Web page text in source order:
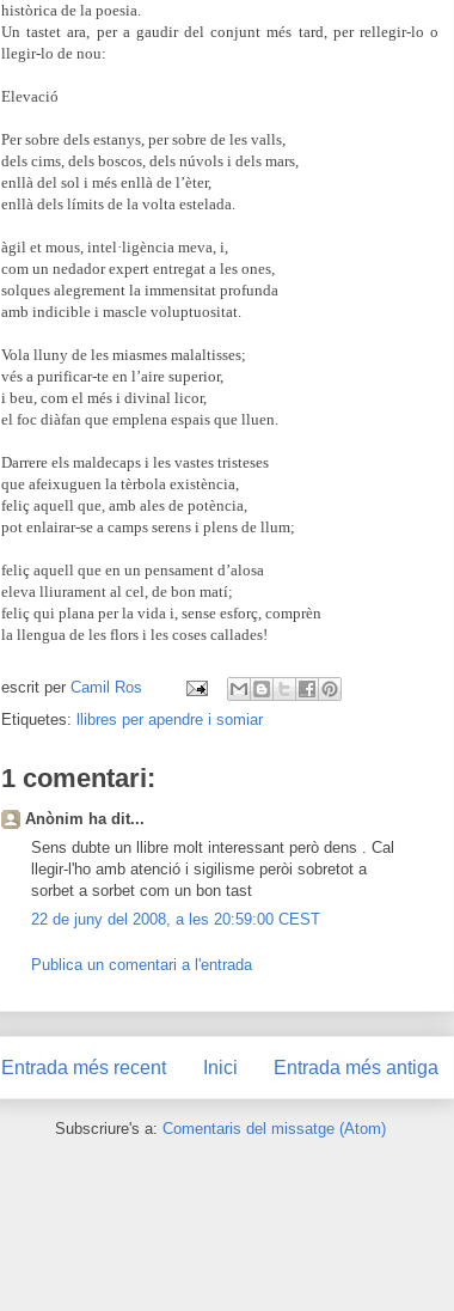
històrica de la poesia.
Un tastet ara, per a gaudir del conjunt més tard, per rellegir-lo o
llegir-lo de nou:
Elevació
Per sobre dels estanys, per sobre de les valls,
dels cims, dels boscos, dels núvols i dels mars,
enllà del sol i més enllà de l’èter,
enllà dels límits de la volta estelada.
àgil et mous, intel·ligència meva, i,
com un nedador expert entregat a les ones,
solques alegrement la immensitat profunda
amb indicible i mascle voluptuositat.
Vola lluny de les miasmes malaltisses;
vés a purificar-te en l’aire superior,
i beu, com el més i divinal licor,
el foc diàfan que emplena espais que lluen.
Darrere els maldecaps i les vastes tristeses
que afeixuguen la tèrbola existència,
feliç aquell que, amb ales de potència,
pot enlairar-se a camps serens i plens de llum;
feliç aquell que en un pensament d’alosa
eleva lliurament al cel, de bon matí;
feliç qui plana per la vida i, sense esforç, comprèn
la llengua de les flors i les coses callades!
escrit per Camil Ros
Etiquetes:
llibres per apendre i somiar
1 comentari:
Anònim ha dit...
Sens dubte un llibre molt interessant però dens . Cal
llegir-l'ho amb atenció i sigilisme peròi sobretot a
sorbet a sorbet com un bon tast
22 de juny del 2008, a les 20:59:00 CEST
Publica un comentari a l'entrada
Entrada més recent Entrada més antiga
Inici
Subscriure's a: Comentaris del missatge (Atom)